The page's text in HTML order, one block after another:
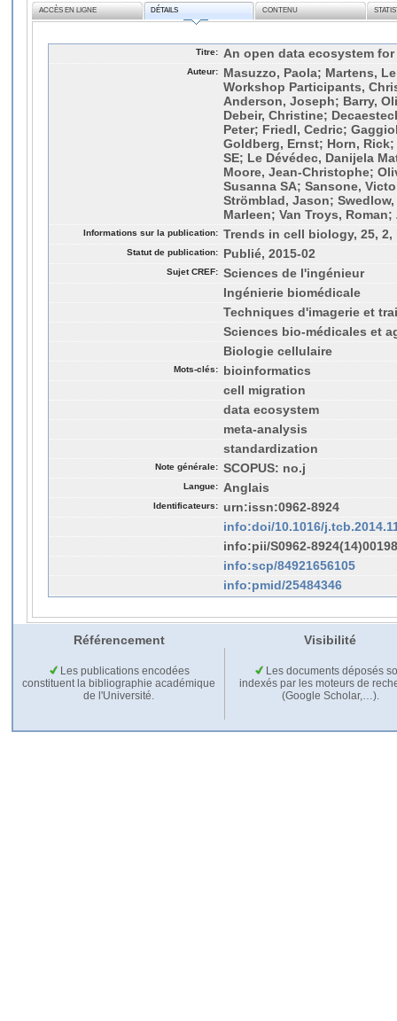
ACCÈS EN LIGNE DÉTAILS CONTENU
Titre: An open data ecosystem
Auteur:
Masuzzo, Paola; Martens,
Workshop Participants,
Anderson, Joseph; Barry,
Debeir, Christine;
Peter; Friedl, Cedric;
Goldberg, Ernst; Horn,
SE; Le Dévédec, Danijela
Moore, Jean-Christophe;
Susanna SA; Sansone,
Strömblad, Jason;
Marleen; Van Troys, Roman;
Informations sur la publication: Trends in cell biology, 25, 2,
Statut de publication: Publié, 2015-02
Sujet CREF: Sciences de l'ingénieur
Ingénierie biomédicale
Techniques d'imagerie et
Sciences bio-médicales et
Biologie cellulaire
Mots-clés:
bioinformatics
cell migration
data ecosystem
meta-analysis
standardization
Note générale: SCOPUS: no.j
Langue: Anglais
Identificateurs:
urn:issn:0962-8924
info:doi/10.1016/
info:pii/S0962-
info:scp/84921656105
info:pmid/25484346
Référencement Visibilité
Les publications encodées
constituent la bibliographie académique
de l'Université.
Les documents déposés
indexés par les moteurs de
(Google Scholar,…).